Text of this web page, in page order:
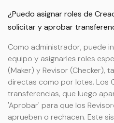
¿Puedo asignar roles de
solicitar y aprobar
Como administrador, puede
equipo y asignarles roles
(Maker) y Revisor (Checker),
directas como por lotes. Los
transferencias, que luego
'Aprobar' para que los
aprueben o rechacen. Este